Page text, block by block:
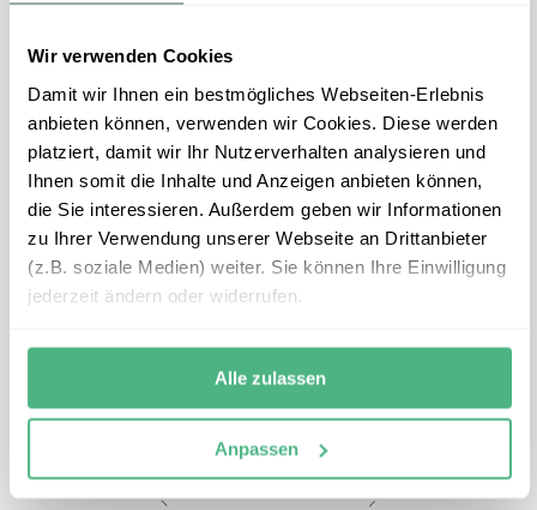
Wir verwenden Cookies
Damit wir Ihnen ein bestmögliches Webseiten-Erlebnis
anbieten können, verwenden wir Cookies. Diese werden
platziert, damit wir Ihr Nutzerverhalten analysieren und
Ihnen somit die Inhalte und Anzeigen anbieten können,
die Sie interessieren. Außerdem geben wir Informationen
zu Ihrer Verwendung unserer Webseite an Drittanbieter
(z.B. soziale Medien) weiter. Sie können Ihre Einwilligung
jederzeit ändern oder widerrufen.
Alle zulassen
Anpassen
E-Mail
italien-familienreisen@erleb
e.de
Montag – Freitag:
und nach individueller
Terminvereinbarung